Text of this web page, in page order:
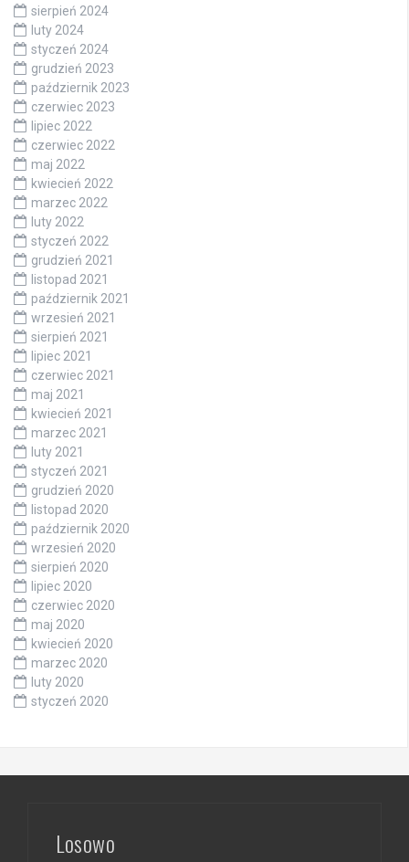
sierpień 2024
luty 2024
styczeń 2024
grudzień 2023
październik 2023
czerwiec 2023
lipiec 2022
czerwiec 2022
maj 2022
kwiecień 2022
marzec 2022
luty 2022
styczeń 2022
grudzień 2021
listopad 2021
październik 2021
wrzesień 2021
sierpień 2021
lipiec 2021
czerwiec 2021
maj 2021
kwiecień 2021
marzec 2021
luty 2021
styczeń 2021
grudzień 2020
listopad 2020
październik 2020
wrzesień 2020
sierpień 2020
lipiec 2020
czerwiec 2020
maj 2020
kwiecień 2020
marzec 2020
luty 2020
styczeń 2020
Losowo